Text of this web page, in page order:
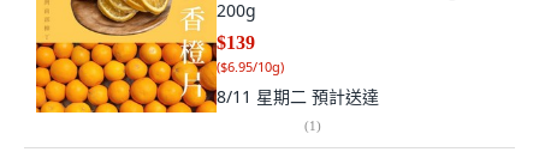
200g
$139
($6.95/10g)
8/11 星期二 預計送達
(1)